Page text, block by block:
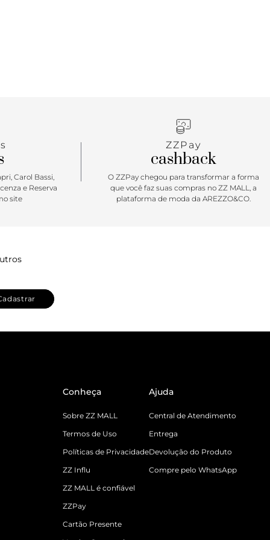
Carol Bassi,
e Reserva
site
ZZPay
cashback
O ZZPay chegou para transformar a forma
que você faz suas compras no ZZ MALL, a
plataforma de moda da AREZZO&CO.
Conheça
Sobre ZZ MALL
Termos de Uso
Políticas de Privacidade
ZZ Influ
ZZ MALL é confiável
ZZPay
Cartão Presente
Ajuda
Central de Atendimento
Entrega
Devolução do Produto
Compre pelo WhatsApp